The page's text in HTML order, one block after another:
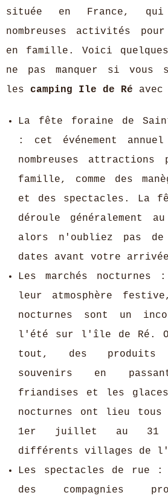
située en France, qui
nombreuses activités
en famille. Voici quelques
ne pas manquer si vous
les camping Ile de Ré
La fête foraine de
: cet événement
nombreuses
famille, comme des
et des spectacles. La
déroule généralement
alors n'oubliez pas
dates avant votre
Les marchés nocturnes
leur atmosphère
nocturnes sont un
l'été sur l'île de Ré.
tout, des produits
souvenirs en
friandises et les
nocturnes ont lieu
1er juillet au 31
différents villages de
Les spectacles de rue
des compagnies